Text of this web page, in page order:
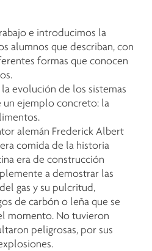
e introducimos la
alumnos que describan, con
formas que conocen
evolución de los sistemas
ejemplo concreto: la
alemán Frederick Albert
comida de la historia
era de construcción
a demostrar las
gas y su pulcritud,
de carbón o leña que se
momento. No tuvieron
peligrosas, por sus